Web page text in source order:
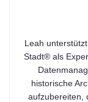
Leah
Stadt® als
historische
aufzubereiten,